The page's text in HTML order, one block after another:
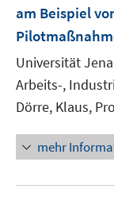
am Beispiel
Universität
Arbeits-,
Dörre, Klaus,
mehr